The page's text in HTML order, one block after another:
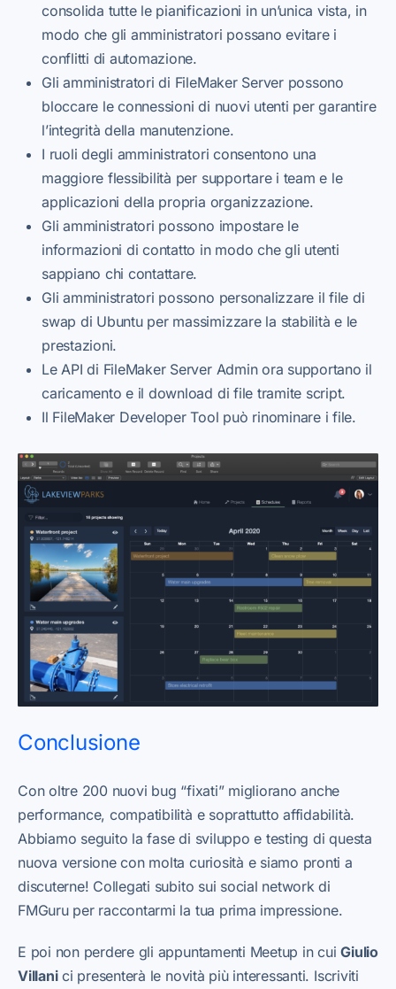
consolida tutte le pianificazioni in un’unica vista, in
modo che gli amministratori possano evitare i
conflitti di automazione.
Gli amministratori di FileMaker Server possono
bloccare le connessioni di nuovi utenti per garantire
l’integrità della manutenzione.
I ruoli degli amministratori consentono una
maggiore flessibilità per supportare i team e le
applicazioni della propria organizzazione.
Gli amministratori possono impostare le
informazioni di contatto in modo che gli utenti
sappiano chi contattare.
Gli amministratori possono personalizzare il file di
swap di Ubuntu per massimizzare la stabilità e le
prestazioni.
Le API di FileMaker Server Admin ora supportano il
caricamento e il download di file tramite script.
Il FileMaker Developer Tool può rinominare i file.
Conclusione
Con oltre 200 nuovi bug “fixati” migliorano anche
performance, compatibilità e soprattutto affidabilità.
Abbiamo seguito la fase di sviluppo e testing di questa
nuova versione con molta curiosità e siamo pronti a
discuterne! Collegati subito sui social network di
FMGuru per raccontarmi la tua prima impressione.
E poi non perdere gli appuntamenti Meetup in cuiGiulio
Villanici presenterà le novità più interessanti. Iscriviti